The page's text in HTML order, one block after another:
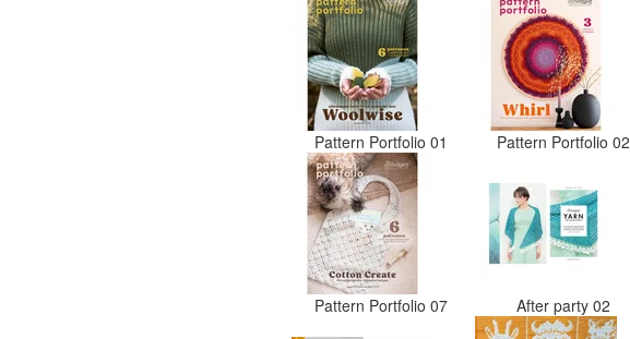
Pattern Portfolio 01 Pattern Portfolio 02
Pattern Portfolio 07 After party 02